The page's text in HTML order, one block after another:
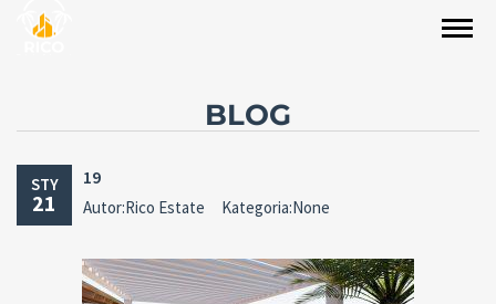
BLOG
STY
21
19
Autor:Rico Estate Kategoria:None